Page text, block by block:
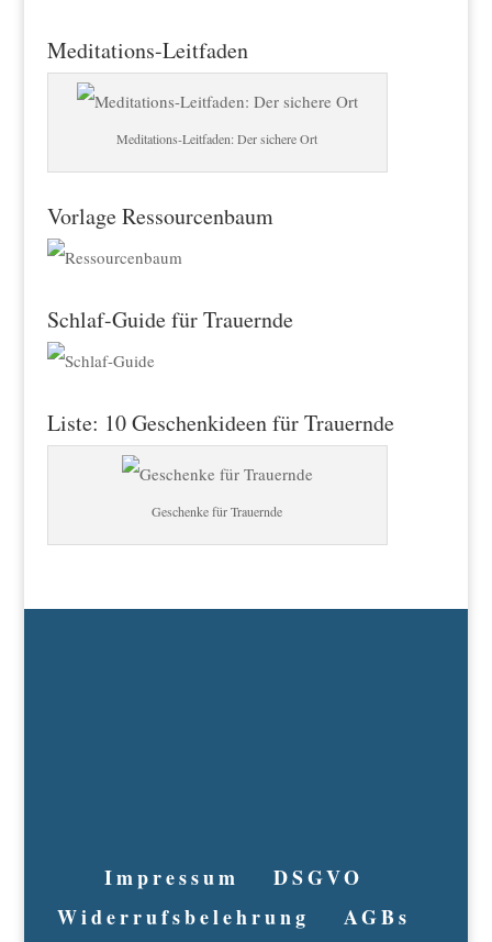
Meditations-Leitfaden
Meditations-Leitfaden: Der sichere Ort
Vorlage Ressourcenbaum
Schlaf-Guide für Trauernde
Liste: 10 Geschenkideen für Trauernde
Geschenke für Trauernde
Impressum
DSGVO
Widerrufsbelehrung
AGBs